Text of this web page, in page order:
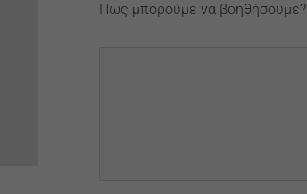
Πως μπορούμε να βοηθήσουμε?